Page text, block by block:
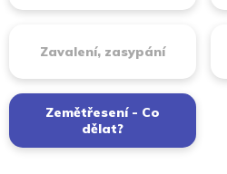
Zavalení, zasypání
Zemětřesení - Co
dělat?